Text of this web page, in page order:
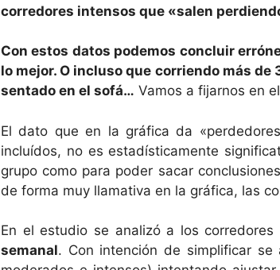
corredores intensos que «salen
Con estos datos podemos concluir
lo mejor. O incluso que corriendo más
sentado en el sofá… Vamos a fijarnos en
El dato que en la gráfica da
incluídos, no es estadísticamente
grupo como para poder sacar
de forma muy llamativa en la gráfica, las
En el estudio se analizó a los corredores
semanal. Con intención de simplificar